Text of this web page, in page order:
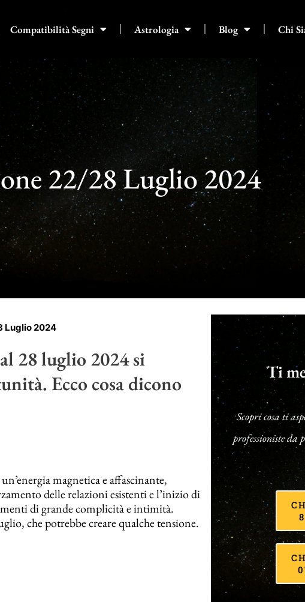
Compatibilità Segni Astrologia Blog Chi
22/28 Luglio 2024
Luglio 2024
28 luglio 2024 si
Ecco cosa dicono
magnetica e affascinante,
delle relazioni esistenti e l’inizio di
di grande complicità e intimità.
che potrebbe creare qualche tensione.
Ti
Scopri cosa ti
professioniste da